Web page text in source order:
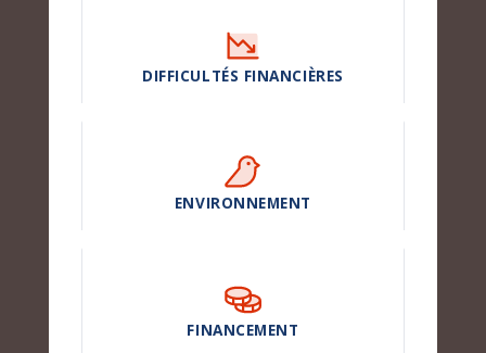
DIFFICULTÉS FINANCIÈRES
ENVIRONNEMENT
FINANCEMENT